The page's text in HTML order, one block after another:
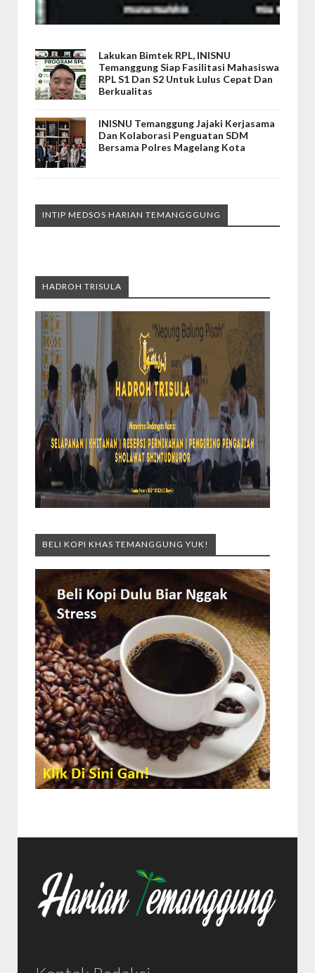
Lakukan Bimtek RPL, INISNU
Temanggung Siap Fasilitasi Mahasiswa
RPL S1 Dan S2 Untuk Lulus Cepat Dan
Berkualitas
INISNU Temanggung Jajaki Kerjasama
Dan Kolaborasi Penguatan SDM
Bersama Polres Magelang Kota
INTIP MEDSOS HARIAN TEMANGGGUNG
HADROH TRISULA
BELI KOPI KHAS TEMANGGUNG YUK!